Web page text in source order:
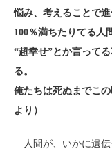
悩み、考えることで
100％満ちたりてる人
“超幸せ”とか言って
る。
俺たちは死ぬまでこ
より）
人間が、いかに遺伝